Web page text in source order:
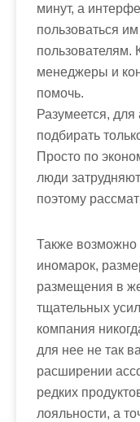
минут, а
пользоваться
пользователям.
менеджеры и
помочь.
Разумеется,
подбирать
Просто по
люди
поэтому
Также возможно
иномарок,
размещения в
тщательных
компания
для нее не так
расширении
редких
лояльности, а